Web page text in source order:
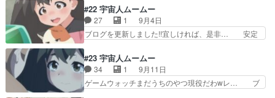
で終わったし。しかし薄暗… この作品のたち汚れ
役を担いすぎだろｗウ◯… 親父ギャグは意味不明
だけどw安全の確保さ…
出る前の混沌とした端子たち、あっ… 俺もＵＳＢ
は3.0から付いていけない最近… USB-Aの装着す
る時の感じが合体感あっ… どんどん面白くなるな
あ天空橋と園子の関係… 演出になっていました
って凄いと思う。マ… と防災グッズの話もよかっ
たんだけど、各キ… 部長小町ペアはしっかり尻に
敷かれる形で成…
#22 宇宙人ムームー
27 1
9月4日
ブログを更新しました!!宜しければ、是非… 安定
iMACハードオフでジャンクで400… の作画、か
っこ良かったb次回、ドクターオ… レトロブーム
回、ムームーが文化を語ると重… レトロ家電の話
は、日本の家電の歴史をたど… 多浪多留老け顔ス
#23 宇宙人ムームー
34 1
9月11日
ゲームウォッチまだうちのやつ現役だわwレ… ブ